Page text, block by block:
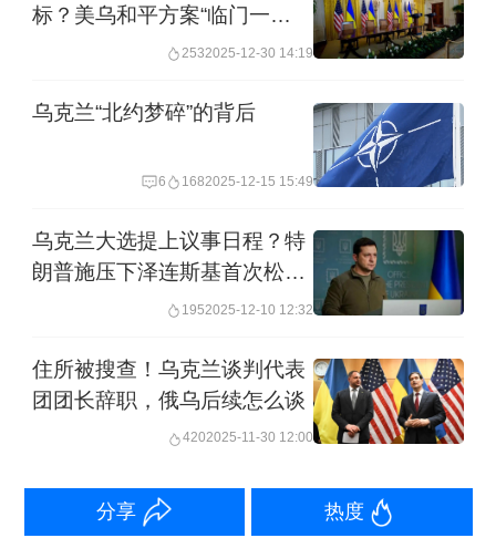
标？美乌和平方案“临门一
2532025-12-30 14:19
乌克兰“北约梦碎”的背后
6 1682025-12-15 15:49
乌克兰大选提上议事日程？特
朗普施压下泽连斯基首次松
口，乌民众怎么看
1952025-12-10 12:32
住所被搜查！乌克兰谈判代表
团团长辞职，俄乌后续怎么谈
4202025-11-30 12:00
分享 热度